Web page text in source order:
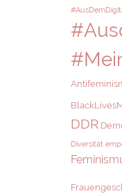
DDR
Diversität